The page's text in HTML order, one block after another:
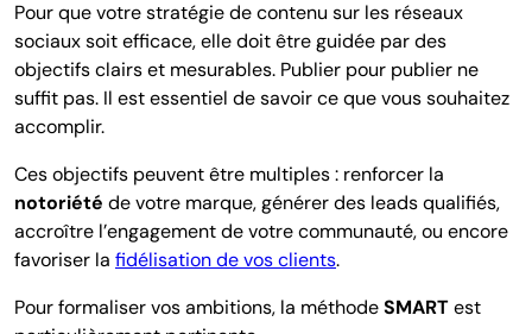
Pour que votre stratégie de contenu sur les réseaux
sociaux soit efficace, elle doit être guidée par des
objectifs clairs et mesurables. Publier pour publier ne
suffit pas. Il est essentiel de savoir ce que vous souhaitez
accomplir.
Ces objectifs peuvent être multiples : renforcer la
notoriété de votre marque, générer des leads qualifiés,
accroître l’engagement de votre communauté, ou encore
favoriser la fidélisation de vos clients.
Pour formaliser vos ambitions, la méthodeSMARTest